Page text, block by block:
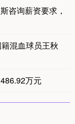
咨询薪资要求，
混血球员王秋
万元